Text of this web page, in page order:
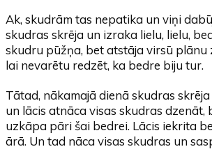
Ak, skudrām tas nepatika un viņi
skudras skrēja un izraka lielu, lielu,
skudru pūžņa, bet atstāja virsū plānu
lai nevarētu redzēt, ka bedre biju tur.
Tātad, nākamajā dienā skudras
un lācis atnāca visas skudras dzenāt,
uzkāpa pāri šai bedrei. Lācis iekrita
ārā. Un tad nāca visas skudras un